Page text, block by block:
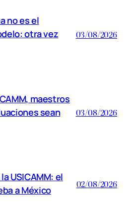
no es el
otra vez
03/08/2026
maestros
sean
03/08/2026
USICAMM: el
a México
02/08/2026